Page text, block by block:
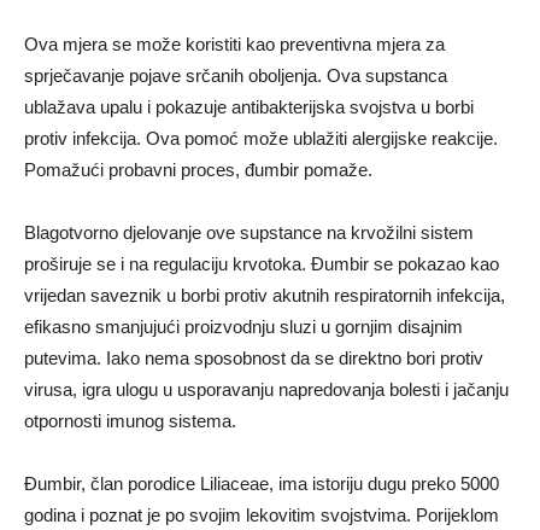
Ova mjera se može koristiti kao preventivna mjera za
sprječavanje pojave srčanih oboljenja. Ova supstanca
ublažava upalu i pokazuje antibakterijska svojstva u borbi
protiv infekcija. Ova pomoć može ublažiti alergijske reakcije.
Pomažući probavni proces, đumbir pomaže.
Blagotvorno djelovanje ove supstance na krvožilni sistem
proširuje se i na regulaciju krvotoka. Đumbir se pokazao kao
vrijedan saveznik u borbi protiv akutnih respiratornih infekcija,
efikasno smanjujući proizvodnju sluzi u gornjim disajnim
putevima. Iako nema sposobnost da se direktno bori protiv
virusa, igra ulogu u usporavanju napredovanja bolesti i jačanju
otpornosti imunog sistema.
Đumbir, član porodice Liliaceae, ima istoriju dugu preko 5000
godina i poznat je po svojim lekovitim svojstvima. Porijeklom